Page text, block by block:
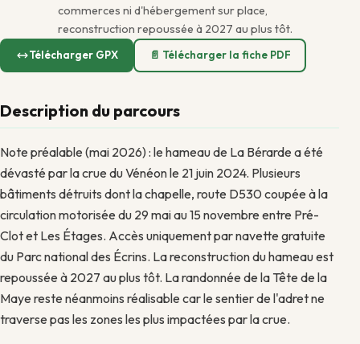
commerces ni d'hébergement sur place,
reconstruction repoussée à 2027 au plus tôt.
Télécharger GPX 📄 Télécharger la fiche PDF
Description du parcours
Note préalable (mai 2026) : le hameau de La Bérarde a été
dévasté par la crue du Vénéon le 21 juin 2024. Plusieurs
bâtiments détruits dont la chapelle, route D530 coupée à la
circulation motorisée du 29 mai au 15 novembre entre Pré-
Clot et Les Étages. Accès uniquement par navette gratuite
du Parc national des Écrins. La reconstruction du hameau est
repoussée à 2027 au plus tôt. La randonnée de la Tête de la
Maye reste néanmoins réalisable car le sentier de l'adret ne
traverse pas les zones les plus impactées par la crue.